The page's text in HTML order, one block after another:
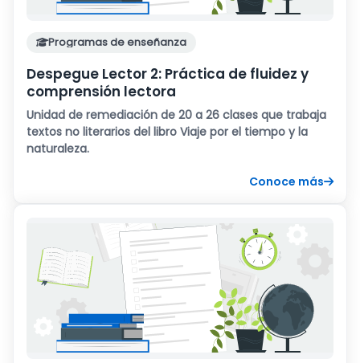
Programas de enseñanza
Despegue Lector 2: Práctica de fluidez y
comprensión lectora
Unidad de remediación de 20 a 26 clases que trabaja
textos no literarios del libro Viaje por el tiempo y la
naturaleza.
Conoce más